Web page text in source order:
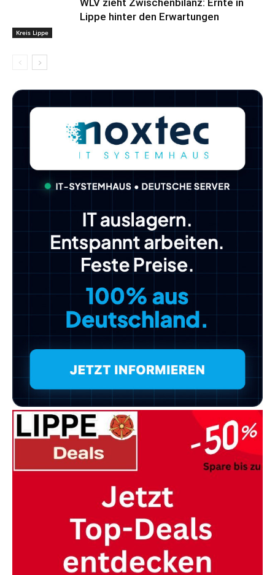
Kreis Lippe
Lippe hinter den Erwartungen